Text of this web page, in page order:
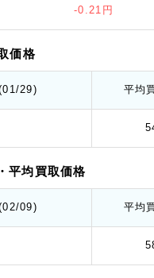
-0.21円
価格
29) 平均
・平均買取価格
09) 平均